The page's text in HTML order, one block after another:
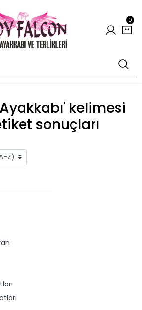
0
kelimesi
sonuçları